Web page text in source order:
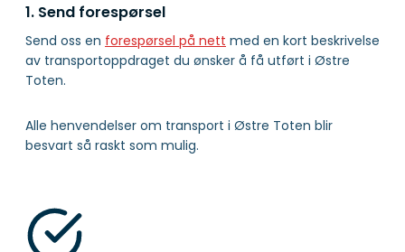
1. Send forespørsel
Send oss en forespørsel på nett med en kort beskrivelse
av transportoppdraget du ønsker å få utført i Østre
Toten.
Alle henvendelser om transport i Østre Toten blir
besvart så raskt som mulig.